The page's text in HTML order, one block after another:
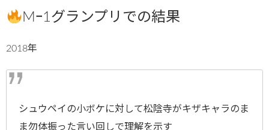
Mｰ1グランプリでの結果
2018年
シュウペイの小ボケに対して松陰寺がキザキャラのま
ま勿体振った言い回しで理解を示す